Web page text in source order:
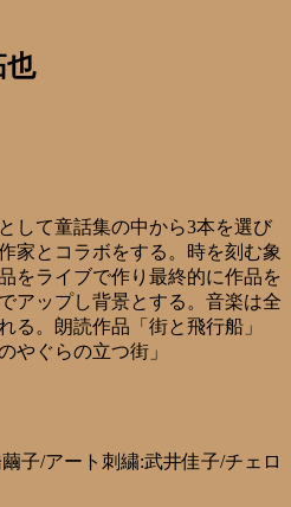
也
して童話集の中から3本を選び
家とコラボをする。時を刻む象
をライブで作り最終的に作品を
アップし背景とする。音楽は全
る。朗読作品「街と飛行船」
やぐらの立つ街」
子/アート刺繍:武井佳子/チェロ